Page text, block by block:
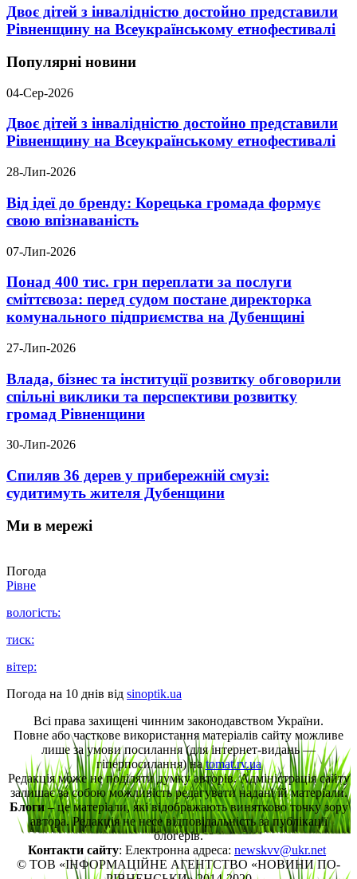
Двоє дітей з інвалідністю достойно представили
Рівненщину на Всеукраїнському етнофестивалі
Популярні новини
04-Сер-2026
Двоє дітей з інвалідністю достойно представили
Рівненщину на Всеукраїнському етнофестивалі
28-Лип-2026
Від ідеї до бренду: Корецька громада формує
свою впізнаваність
07-Лип-2026
Понад 400 тис. грн переплати за послуги
сміттєвоза: перед судом постане директорка
комунального підприємства на Дубенщині
27-Лип-2026
Влада, бізнес та інституції розвитку обговорили
спільні виклики та перспективи розвитку
громад Рівненщини
30-Лип-2026
Спиляв 36 дерев у прибережній смузі:
судитимуть жителя Дубенщини
Ми в мережі
Погода
Рівне
вологість:
тиск:
вітер:
Погода на 10 днів від sinoptik.ua
Всі права захищені чинним законодавством України.
Повне або часткове використання матеріалів сайту можливе
лише за умови посилання (для інтернет-видань —
гіперпосилання) наtomat.rv.ua
Редакція може не поділяти думку авторів. Адміністрація сайту
залишає за собою можливість редагувати надані їй матеріали.
Блоги– це матеріали, які відображають винятково точку зору
автора. Редакція не несе відповідальність за публікації
блогерів.
Контакти сайту: Електронна адреса: newskvv@ukr.net
© ТОВ «ІНФОРМАЦІЙНЕ АГЕНТСТВО «НОВИНИ ПО-